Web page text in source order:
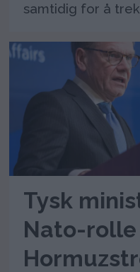
samtidig for å
Tysk
Nato-rolle